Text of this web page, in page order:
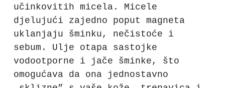
učinkovitih micela. Micele
djelujući zajedno poput magneta
uklanjaju šminku, nečistoće i
sebum. Ulje otapa sastojke
vodootporne i jače šminke, što
omogućava da ona jednostavno